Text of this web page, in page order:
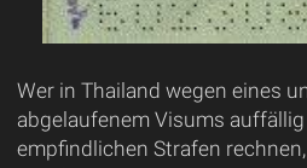
Wer in Thailand wegen eines
abgelaufenem Visums
empfindlichen Strafen